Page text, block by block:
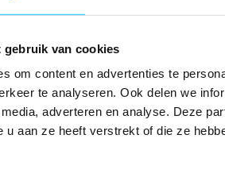
gebruik van cookies
om content en advertenties te
te analyseren. Ook delen we
adverteren en analyse. Deze
u aan ze heeft verstrekt of die ze
Inschrijven
ONTVANG
KORTING OP
PAK